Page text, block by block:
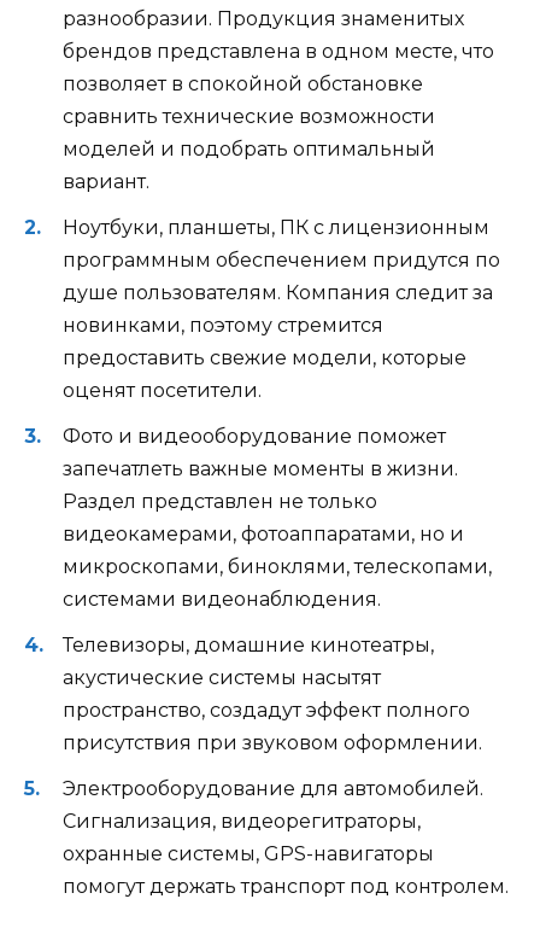
разнообразии. Продукция знаменитых
брендов представлена в одном месте, что
позволяет в спокойной обстановке
сравнить технические возможности
моделей и подобрать оптимальный
вариант.
Ноутбуки, планшеты, ПК с лицензионным
программным обеспечением придутся по
душе пользователям. Компания следит за
новинками, поэтому стремится
предоставить свежие модели, которые
оценят посетители.
Фото и видеооборудование поможет
запечатлеть важные моменты в жизни.
Раздел представлен не только
видеокамерами, фотоаппаратами, но и
микроскопами, биноклями, телескопами,
системами видеонаблюдения.
Телевизоры, домашние кинотеатры,
акустические системы насытят
пространство, создадут эффект полного
присутствия при звуковом оформлении.
Электрооборудование для автомобилей.
Сигнализация, видеорегитраторы,
охранные системы, GPS-навигаторы
помогут держать транспорт под контролем.